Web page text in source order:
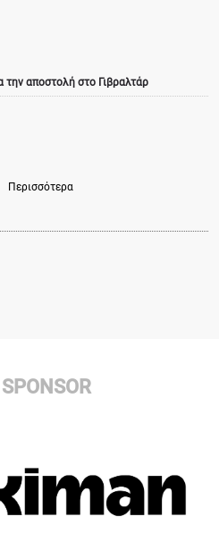
την αποστολή στο Γιβραλτάρ
Περισσότερα